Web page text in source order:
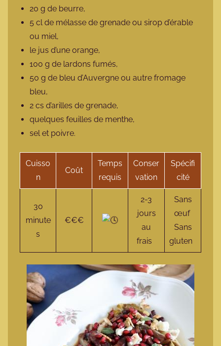
20 g de beurre,
5 cl de mélasse de grenade ou sirop d’érable
ou miel,
le jus d’une orange,
100 g de lardons fumés,
50 g de bleu d’Auvergne ou autre fromage
bleu,
2 cs d’arilles de grenade,
quelques feuilles de menthe,
sel et poivre.
Cuisso
n
Coût
Temps
requis
Conser
vation
Spécifi
cité
30
minute
s
€€€
2-3
jours
au
frais
Sans
œuf
Sans
gluten